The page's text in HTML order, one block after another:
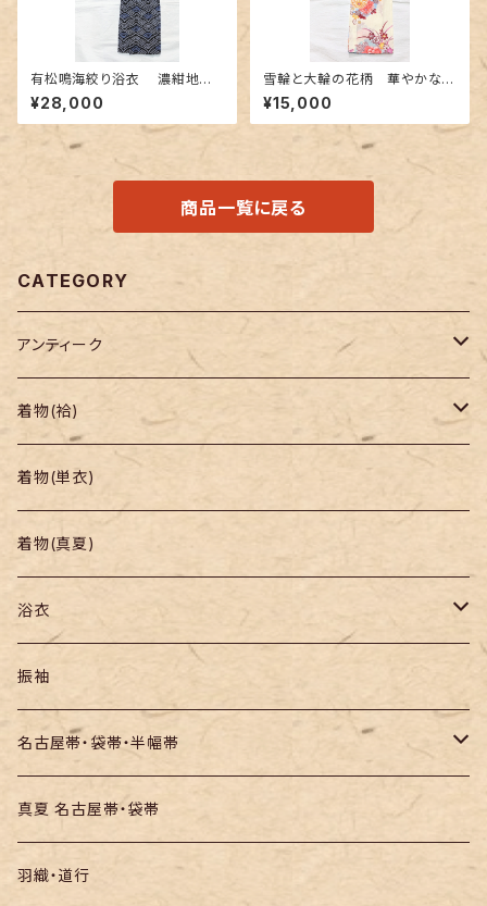
有松鳴海絞り浴衣 濃紺地に
青海波柄
¥28,000
雪輪と大輪の花柄 華やかな浴
衣
¥15,000
商品一覧に戻る
CATEGORY
アンティーク
着物
帯
羽織り・道行
着物(袷)
小紋
色無地・江戸小紋
紬
訪問着・付下
お召し
着物(単衣)
着物(真夏)
浴衣
セオα・ポリ
木綿・綿麻
絞りの浴衣
振袖
名古屋帯・袋帯・半幅帯
名古屋帯
袋帯
真夏 名古屋帯・袋帯
羽織・道行